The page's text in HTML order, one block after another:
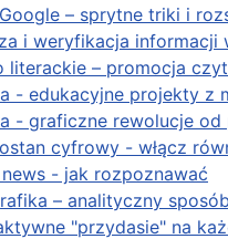
– sprytne triki i
i weryfikacja informacji
literackie – promocja
- edukacyjne projekty z
- graficzne rewolucje od
cyfrowy - włącz
news - jak rozpoznawać
– analityczny
"przydasie" na